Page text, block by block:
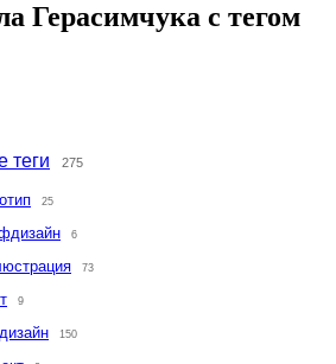
Герасимчука с тегом
теги 275
25
6
73
9
150